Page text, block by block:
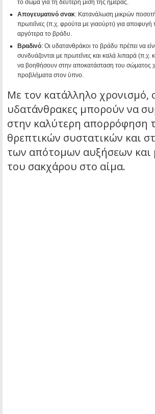
το σώμα για τη δεύτερη μισή της ημέρας.
Απογευματινό σνακ: Κατανάλωση μικρών
πρωτεΐνες (π.χ. φρούτα με γιαούρτι) για
αργότερα το βράδυ.
Βραδινό: Οι υδατανθράκοι το βράδυ πρέπει να
συνδυάζονται με πρωτεΐνες και καλά λιπαρά (π.χ.
να βοηθήσουν στην αποκατάσταση του σώματος
προβλήματα στον ύπνο.
Με τον κατάλληλο χρονισμό,
υδατάνθρακες μπορούν να
στην καλύτερη απορρόφηση
θρεπτικών συστατικών και
των απότομων αυξήσεων και
του σακχάρου στο αίμα.